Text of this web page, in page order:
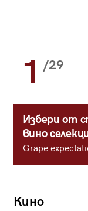
1 /29
Избери от
вино
Grape
Кино